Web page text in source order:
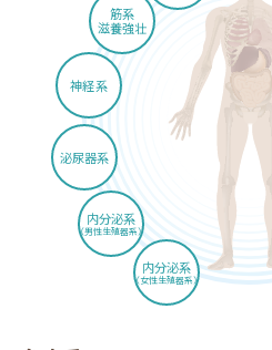
筋系
滋養強壮
神経系
泌尿器系
内分泌系
（男性生殖器系）
内分泌系
（女性生殖器系）